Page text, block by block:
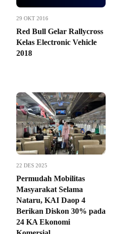
29 OKT 2016
Red Bull Gelar Rallycross
Kelas Electronic Vehicle
2018
22 DES 2025
Permudah Mobilitas
Masyarakat Selama
Nataru, KAI Daop 4
Berikan Diskon 30% pada
24 KA Ekonomi